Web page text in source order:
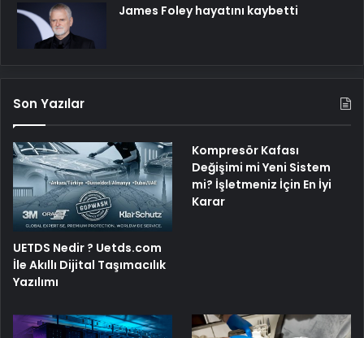
James Foley hayatını kaybetti
Son Yazılar
UETDS Nedir ? Uetds.com
İle Akıllı Dijital Taşımacılık
Yazılımı
Kompresör Kafası
Değişimi mi Yeni Sistem
mi? İşletmeniz İçin En İyi
Karar